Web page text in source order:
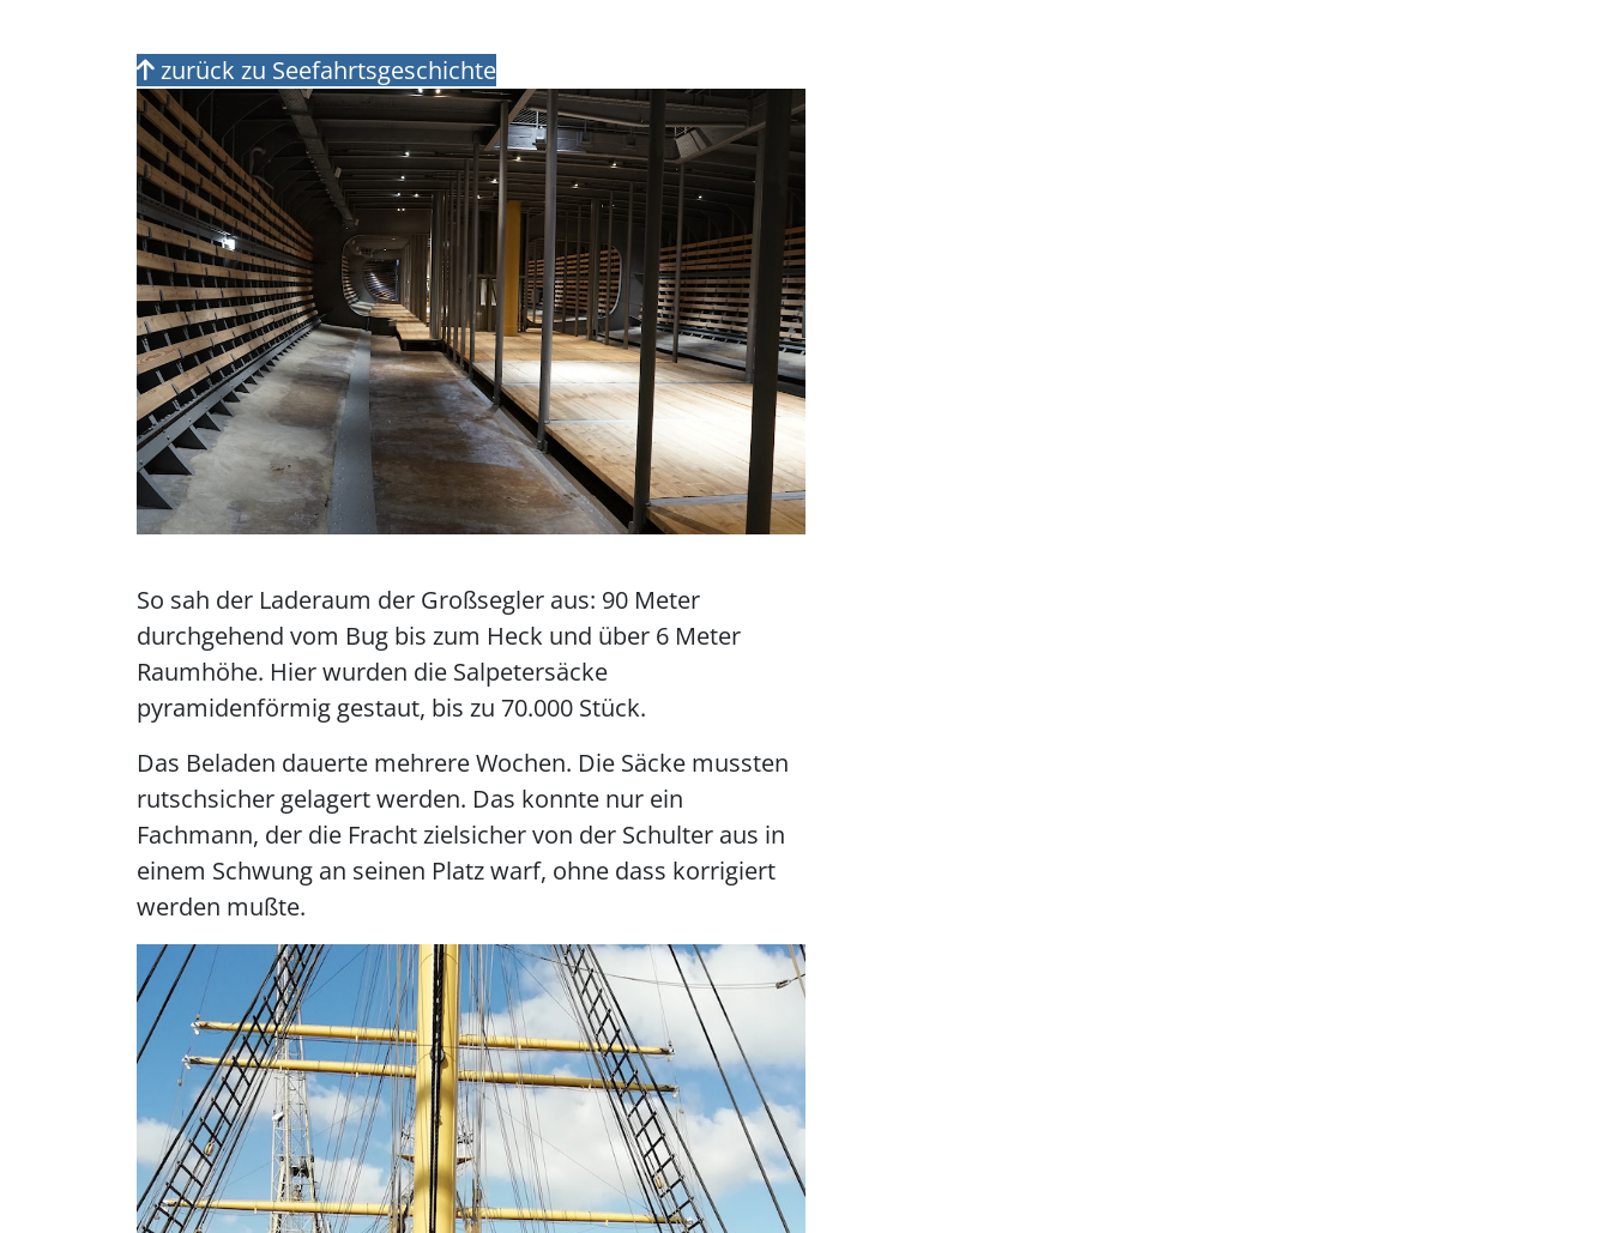
zurück zu Seefahrtsgeschichte
So sah der Laderaum der Großsegler aus: 90 Meter
durchgehend vom Bug bis zum Heck und über 6 Meter
Raumhöhe. Hier wurden die Salpetersäcke
pyramidenförmig gestaut, bis zu 70.000 Stück.
Das Beladen dauerte mehrere Wochen. Die Säcke mussten
rutschsicher gelagert werden. Das konnte nur ein
Fachmann, der die Fracht zielsicher von der Schulter aus in
einem Schwung an seinen Platz warf, ohne dass korrigiert
werden mußte.